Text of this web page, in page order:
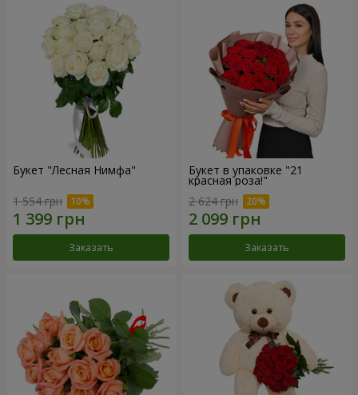
Букет "Лесная Нимфа"
1 554 грн
Заказать
Букет в упаковке "21
красная роза!"
2 624 грн
Заказать